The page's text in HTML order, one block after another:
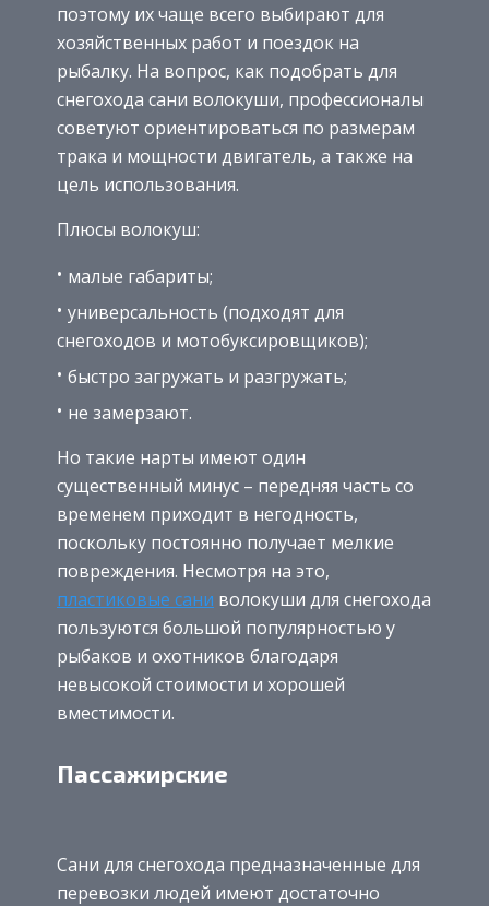
поэтому их чаще всего выбирают для
хозяйственных работ и поездок на
рыбалку. На вопрос, как подобрать для
снегохода сани волокуши, профессионалы
советуют ориентироваться по размерам
трака и мощности двигатель, а также на
цель использования.
Плюсы волокуш:
малые габариты;
универсальность (подходят для
снегоходов и мотобуксировщиков);
быстро загружать и разгружать;
не замерзают.
Но такие нарты имеют один
существенный минус – передняя часть со
временем приходит в негодность,
поскольку постоянно получает мелкие
повреждения. Несмотря на это,
пластиковые сани волокуши для снегохода
пользуются большой популярностью у
рыбаков и охотников благодаря
невысокой стоимости и хорошей
вместимости.
Пассажирские
Сани для снегохода предназначенные для
перевозки людей имеют достаточно